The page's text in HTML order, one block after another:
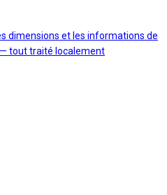
dimensions et les informations de
tout traité localement